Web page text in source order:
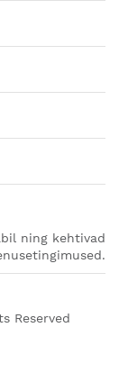
ning kehtivad
Reserved